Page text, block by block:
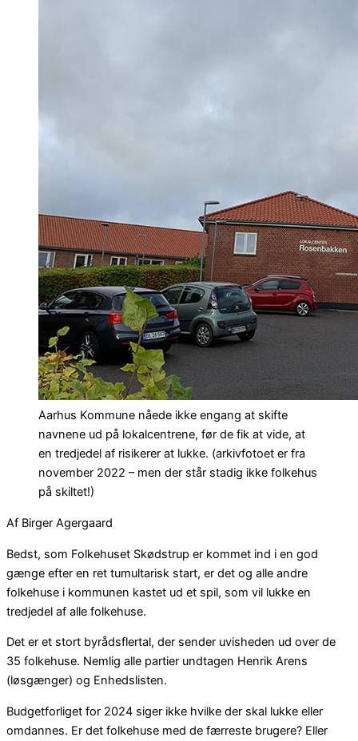
Aarhus Kommune nåede ikke engang at skifte
navnene ud på lokalcentrene, før de fik at vide, at
en tredjedel af risikerer at lukke. (arkivfotoet er fra
november 2022 – men der står stadig ikke folkehus
på skiltet!)
Af Birger Agergaard
Bedst, som Folkehuset Skødstrup er kommet ind i en god
gænge efter en ret tumultarisk start, er det og alle andre
folkehuse i kommunen kastet ud et spil, som vil lukke en
tredjedel af alle folkehuse.
Det er et stort byrådsflertal, der sender uvisheden ud over de
35 folkehuse. Nemlig alle partier undtagen Henrik Arens
(løsgænger) og Enhedslisten.
Budgetforliget for 2024 siger ikke hvilke der skal lukke eller
omdannes. Er det folkehuse med de færreste brugere? Eller